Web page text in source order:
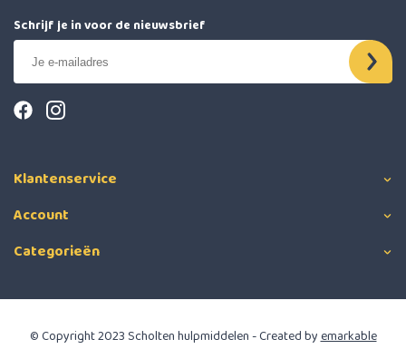
Schrijf je in voor de nieuwsbrief
Klantenservice
Account
Categorieën
© Copyright 2023 Scholten hulpmiddelen - Created byemarkable